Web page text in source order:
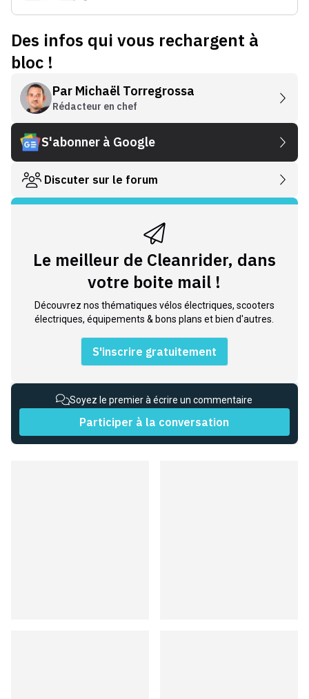
Des infos qui vous rechargent à
bloc !
Par Michaël Torregrossa
Rédacteur en chef
S'abonner à Google
Discuter sur le forum
Le meilleur de Cleanrider, dans
votre boite mail !
Découvrez nos thématiques vélos électriques, scooters
électriques, équipements & bons plans et bien d'autres.
S'inscrire gratuitement
Soyez le premier à écrire un commentaire
Participer à la conversation